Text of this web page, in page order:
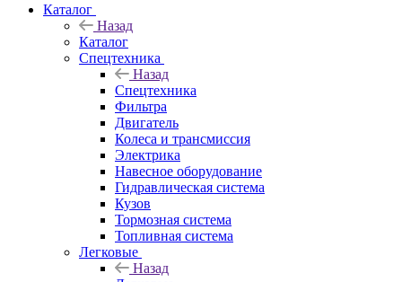
Каталог
Назад
Каталог
Спецтехника
Назад
Спецтехника
Фильтра
Двигатель
Колеса и трансмиссия
Электрика
Навесное оборудование
Гидравлическая система
Кузов
Тормозная система
Топливная система
Легковые
Назад